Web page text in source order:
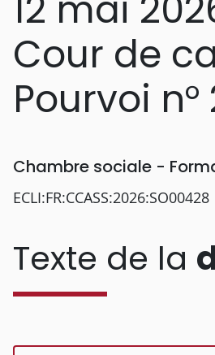
Cour de
Pourvoi n°
Chambre sociale -
ECLI:FR:CCASS:2026:SO00428
Texte de la